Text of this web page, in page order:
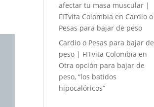
afectar tu masa muscular |
FITvita Colombia en Cardio o
Pesas para bajar de peso
Cardio o Pesas para bajar de
peso | FITvita Colombia en
Otra opción para bajar de
peso, “los batidos
hipocalóricos”